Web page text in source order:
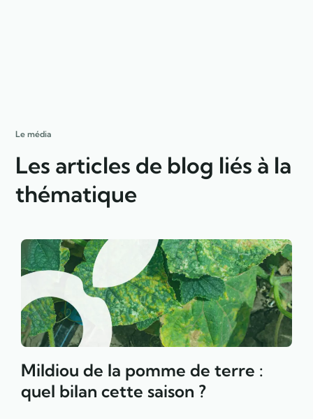
Le média
Les articles de blog liés à la
thématique
Mildiou de la pomme de terre :
quel bilan cette saison ?